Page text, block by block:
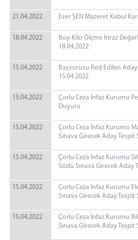
21.04.2022 Eser ŞEN Mazeret Kabul
18.04.2022
Boy-Kilo Ölçme İtiraz
18.04.2022
15.04.2022
Başvurusu Red Edilen
15.04.2022
15.04.2022
Çorlu Ceza İnfaz Kurumu
Duyuru
15.04.2022
Çorlu Ceza İnfaz Kurumu
Sınava Girecek Aday Tespit
15.04.2022
Çorlu Ceza İnfaz Kurumu
Sözlü Sınava Girecek Aday
15.04.2022
Çorlu Ceza İnfaz Kurumu
Sınava Girecek Aday Tespit
15.04.2022
Çorlu Ceza İnfaz Kurumu
Sınava Girecek Aday Tespit